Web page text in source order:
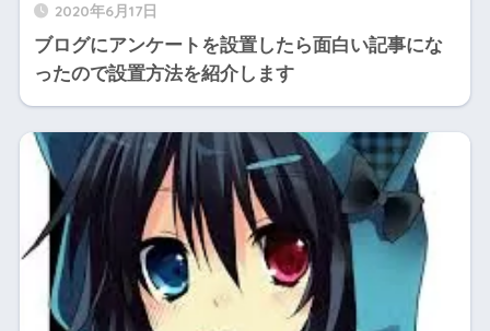
2020年6月17日
ブログにアンケートを設置したら面白い記事にな
ったので設置方法を紹介します